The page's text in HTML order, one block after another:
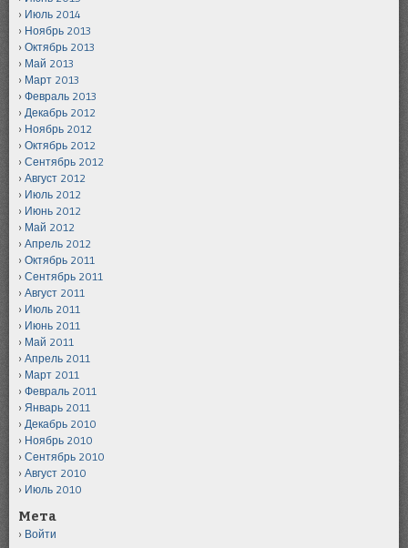
Июль 2014
Ноябрь 2013
Октябрь 2013
Май 2013
Март 2013
Февраль 2013
Декабрь 2012
Ноябрь 2012
Октябрь 2012
Сентябрь 2012
Август 2012
Июль 2012
Июнь 2012
Май 2012
Апрель 2012
Октябрь 2011
Сентябрь 2011
Август 2011
Июль 2011
Июнь 2011
Май 2011
Апрель 2011
Март 2011
Февраль 2011
Январь 2011
Декабрь 2010
Ноябрь 2010
Сентябрь 2010
Август 2010
Июль 2010
Мета
Войти